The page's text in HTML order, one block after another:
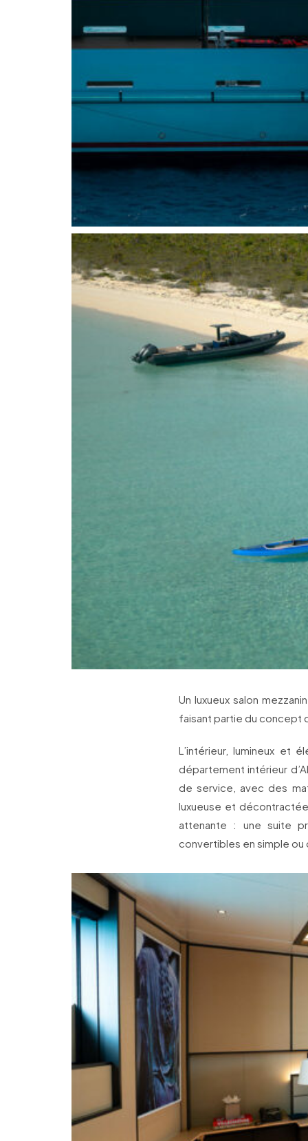
Un luxueux salon
faisant partie du concept
L’intérieur, lumineux et
département intérieur
de service, avec des
luxueuse et
attenante : une suite
convertibles en simple ou